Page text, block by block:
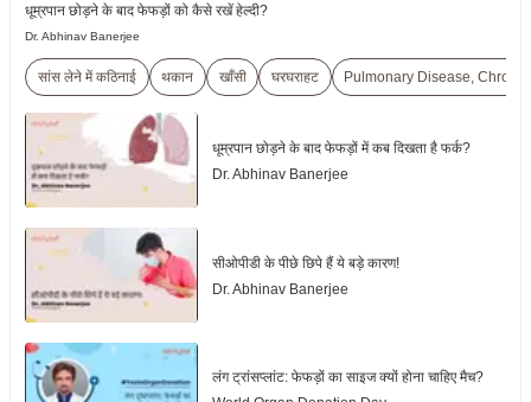
धूम्रपान छोड़ने के बाद फेफड़ों को कैसे रखें हेल्दी?
Dr. Abhinav Banerjee
सांस लेने में कठिनाई थकान खाँसी घरघराहट Pulmonary Disease,
धूम्रपान छोड़ने के बाद फेफड़ों में कब दिखता है फर्क?
Dr. Abhinav Banerjee
सीओपीडी के पीछे छिपे हैं ये बड़े कारण!
Dr. Abhinav Banerjee
लंग ट्रांसप्लांट: फेफड़ों का साइज क्यों होना चाहिए मैच?